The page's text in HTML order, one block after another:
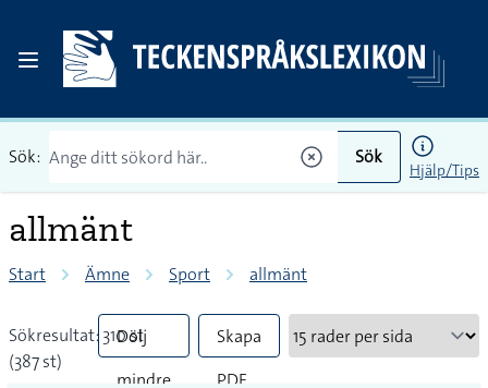
Sök: Sök
Hjälp/Tips
allmänt
Start Ämne Sport allmänt
Sökresultat: 310 st
(387 st)
Dölj
mindre
Skapa
PDF